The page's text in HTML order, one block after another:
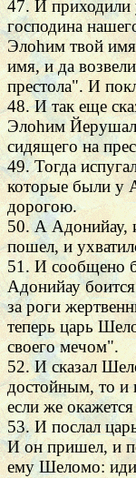
47. И приходили
господина
Элоhим твой
имя, и да
престола". И
48. И так еще
Элоhим
сидящего на
49. Тогда
которые были у
дорогою.
50. А Адонийау,
пошел, и
51. И сообщено
Адонийау
за роги
теперь царь
своего мечом".
52. И сказал
достойным, то и
если же
53. И послал
И он пришел, и
ему Шеломо: